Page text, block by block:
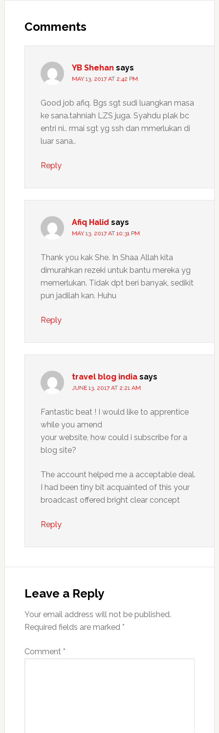
Comments
YB Shehan says
MAY 13, 2017 AT 2:42 PM
Good job afiq. Bgs sgt sudi luangkan masa
ke sana.tahniah LZS juga. Syahdu plak bc
entri ni.. rmai sgt yg ssh dan mmerlukan di
luar sana..
Reply
Afiq Halid says
MAY 13, 2017 AT 10:31 PM
Thank you kak She. In Shaa Allah kita
dimurahkan rezeki untuk bantu mereka yg
memerlukan. Tidak dpt beri banyak, sedikit
pun jadilah kan. Huhu
Reply
travel blog india says
JUNE 13, 2017 AT 2:21 AM
Fantastic beat ! I would like to apprentice
while you amend
your website, how could i subscribe for a
blog site?
The account helped me a acceptable deal.
I had been tiny bit acquainted of this your
broadcast offered bright clear concept
Reply
Leave a Reply
Your email address will not be published.
Required fields are marked *
Comment *